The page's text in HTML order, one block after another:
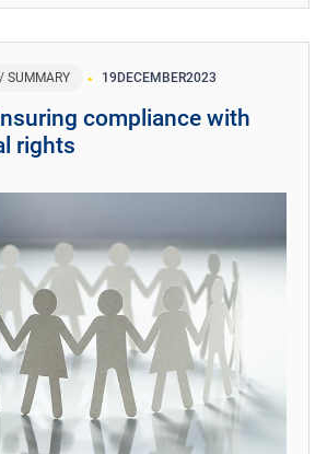
SUMMARY 19 DECEMBER2023
compliance with
rights